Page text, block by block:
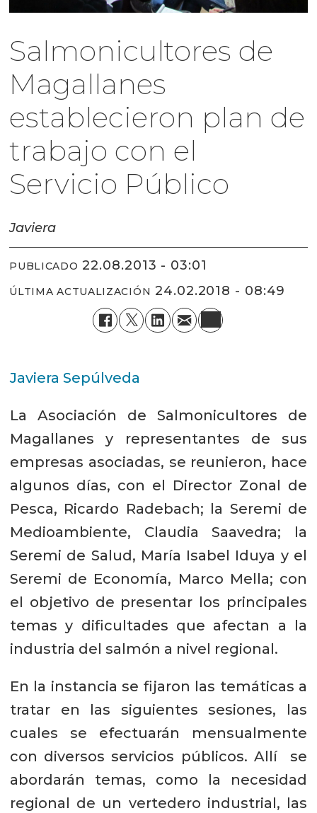
Salmonicultores de
Magallanes
establecieron plan de
trabajo con el
Servicio Público
Javiera
PUBLICADO 22.08.2013 - 03:01
ÚLTIMA ACTUALIZACIÓN 24.02.2018 - 08:49
Javiera Sepúlveda
La Asociación de Salmonicultores de
Magallanes y representantes de sus
empresas asociadas, se reunieron, hace
algunos días, con el Director Zonal de
Pesca, Ricardo Radebach; la Seremi de
Medioambiente, Claudia Saavedra; la
Seremi de Salud, María Isabel Iduya y el
Seremi de Economía, Marco Mella; con
el objetivo de presentar los principales
temas y dificultades que afectan a la
industria del salmón a nivel regional.
En la instancia se fijaron las temáticas a
tratar en las siguientes sesiones, las
cuales se efectuarán mensualmente
con diversos servicios públicos. Allí se
abordarán temas, como la necesidad
regional de un vertedero industrial, las